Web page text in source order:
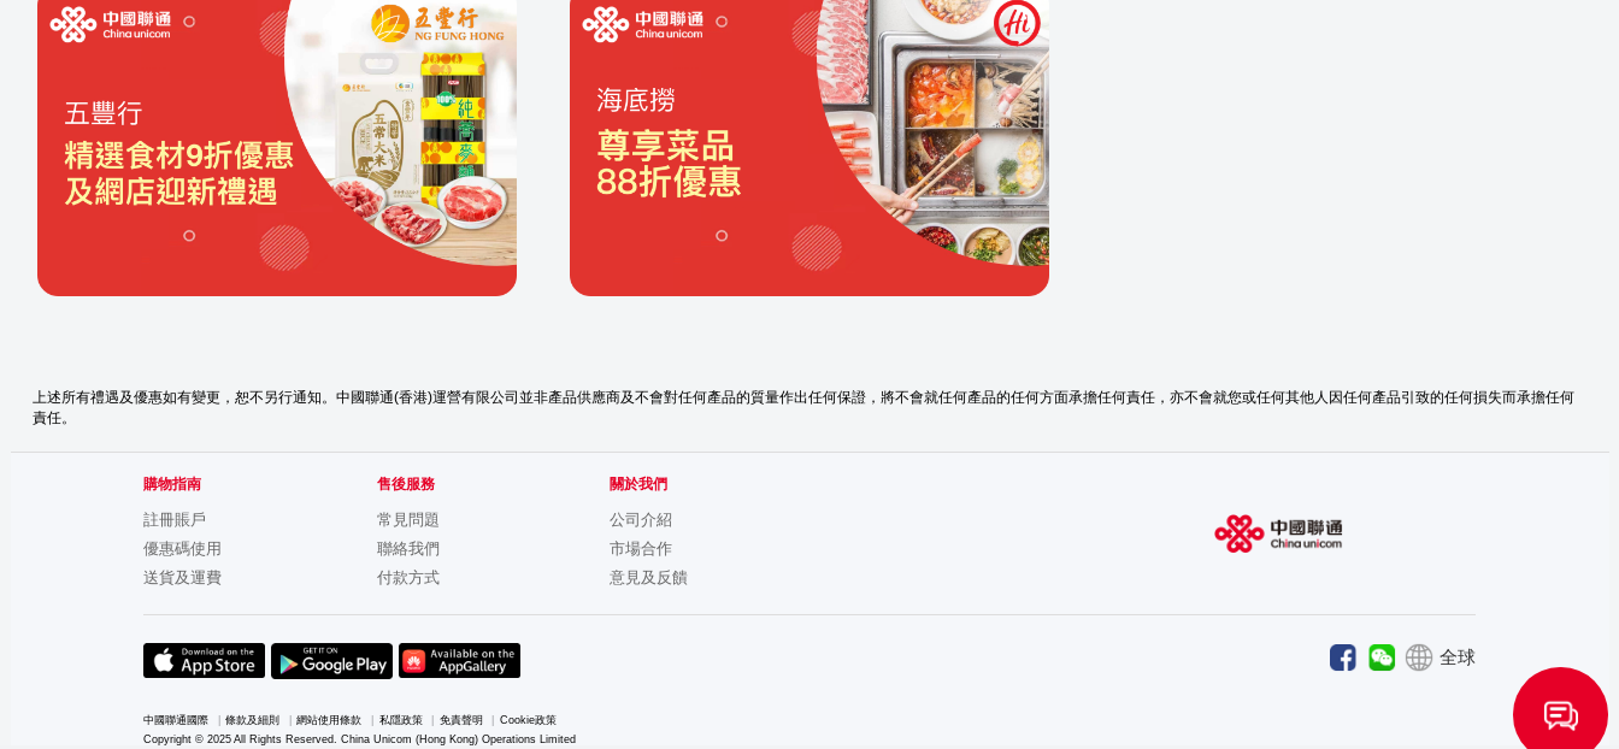
上述所有禮遇及優惠如有變更，恕不另行通知。中國聯通(香港)運營有限公司並非產品供應商及不會對任何產品的質量作出任何保證，將不會就任何產品的任何方面承擔任何責任，亦不會就您或任何其他人因任何產品引致的任何損失而承擔任何
責任。
購物指南
註冊賬戶
優惠碼使用
送貨及運費
售後服務
常見問題
聯絡我們
付款方式
關於我們
公司介紹
市場合作
意見及反饋
全球
中國聯通國際 條款及細則 網站使用條款 私隱政策 免責聲明
Cookie政策
Copyright © 2025 All Rights Reserved. China Unicom (Hong Kong) Operations Limited